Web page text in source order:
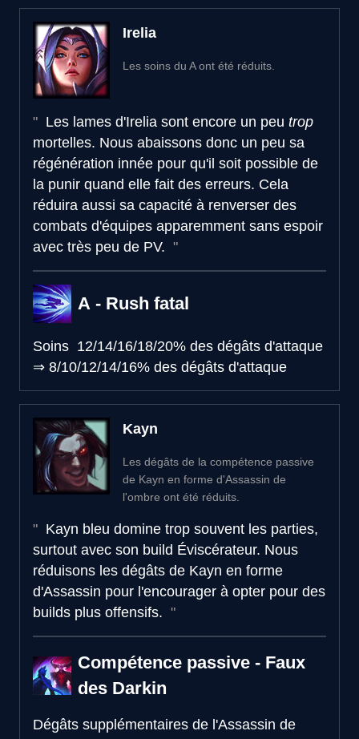
Irelia
Les soins du A ont été réduits.
Les lames d'Irelia sont encore un peu trop
mortelles. Nous abaissons donc un peu sa
régénération innée pour qu'il soit possible de
la punir quand elle fait des erreurs. Cela
réduira aussi sa capacité à renverser des
combats d'équipes apparemment sans espoir
avec très peu de PV.
A - Rush fatal
Soins 12/14/16/18/20% des dégâts d'attaque
⇒ 8/10/12/14/16% des dégâts d'attaque
Kayn
Les dégâts de la compétence passive
de Kayn en forme d'Assassin de
l'ombre ont été réduits.
Kayn bleu domine trop souvent les parties,
surtout avec son build Éviscérateur. Nous
réduisons les dégâts de Kayn en forme
d'Assassin pour l'encourager à opter pour des
builds plus offensifs.
Compétence passive - Faux
des Darkin
Dégâts supplémentaires de l'Assassin de